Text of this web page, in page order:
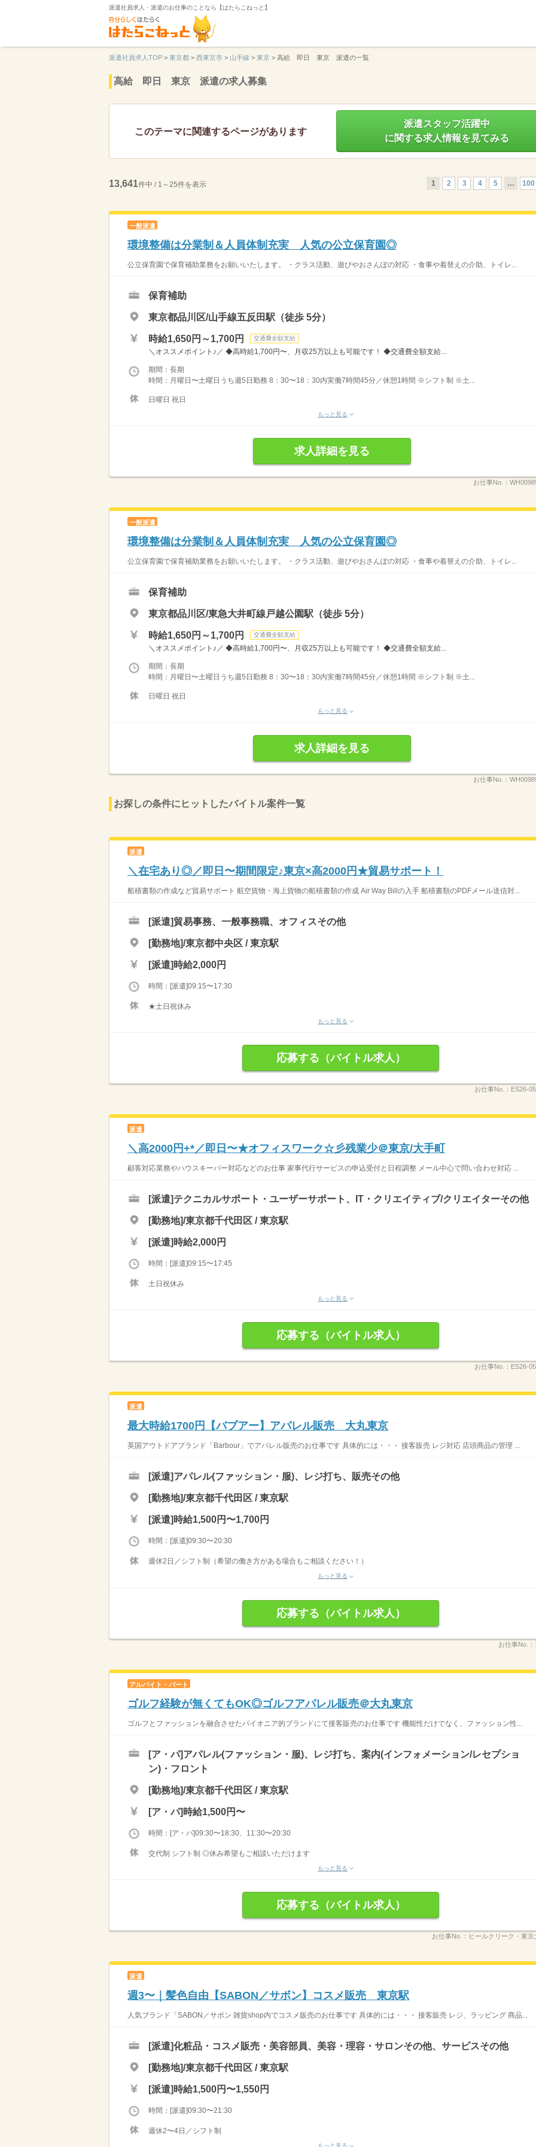
派遣社員求人・派遣のお仕事のことなら【はたらこねっと】
派遣社員求人TOP > 東京都 > 西東京市 > 山手線 > 東京 > 高給 即日 東京 派遣の一覧
高給 即日 東京 派遣の求人募集
このテーマに関連するページがあります
派遣スタッフ活躍中
に関する求人情報を見てみる
13,641件中 / 1～25件を表示 1 2 3 4 5 … 100
一般派遣
環境整備は分業制＆人員体制充実 人気の公立保育園◎
公立保育園で保育補助業務をお願いいたします。 ・クラス活動、遊びやおさんぽの対応 ・食事や着替えの介助、トイレ...
保育補助
東京都品川区/山手線五反田駅（徒歩 5分）
時給1,650円～1,700円 交通費全額支給
＼オススメポイント♪／ ◆高時給1,700円〜、月収25万以上も可能です！ ◆交通費全額支給...
期間：長期
時間：月曜日〜土曜日うち週5日勤務 8：30〜18：30内実働7時間45分／休憩1時間 ※シフト制 ※土...
日曜日 祝日
もっと見る
求人詳細を見る
お仕事No.：
一般派遣
環境整備は分業制＆人員体制充実 人気の公立保育園◎
公立保育園で保育補助業務をお願いいたします。 ・クラス活動、遊びやおさんぽの対応 ・食事や着替えの介助、トイレ...
保育補助
東京都品川区/東急大井町線戸越公園駅（徒歩 5分）
時給1,650円～1,700円 交通費全額支給
＼オススメポイント♪／ ◆高時給1,700円〜、月収25万以上も可能です！ ◆交通費全額支給...
期間：長期
時間：月曜日〜土曜日うち週5日勤務 8：30〜18：30内実働7時間45分／休憩1時間 ※シフト制 ※土...
日曜日 祝日
もっと見る
求人詳細を見る
お仕事No.：
お探しの条件にヒットしたバイトル案件一覧
派遣
＼在宅あり◎／即日〜期間限定♪東京×高2000円★貿易サポート！
船積書類の作成など貿易サポート 航空貨物・海上貨物の船積書類の作成 Air Way Billの入手 船積書類のPDFメール送信対...
[派遣]貿易事務、一般事務職、オフィスその他
[勤務地]/東京都中央区 / 東京駅
[派遣] 時給2,000円
時間：[派遣]09:15〜17:30
★土日祝休み
もっと見る
応募する（バイトル求人）
お仕事No.： ES26-
派遣
＼高2000円+*／即日〜★オフィスワーク☆彡残業少＠東京/大手町
顧客対応業務やハウスキーパー対応などのお仕事 家事代行サービスの申込受付と日程調整 メール中心で問い合わせ対応 ...
[派遣]テクニカルサポート・ユーザーサポート、IT・クリエイティブ/クリエイターその他
[勤務地]/東京都千代田区 / 東京駅
[派遣] 時給2,000円
時間：[派遣]09:15〜17:45
土日祝休み
もっと見る
応募する（バイトル求人）
お仕事No.： ES26-
派遣
最大時給1700円【バブアー】アパレル販売 大丸東京
英国アウトドアブランド「Barbour」でアパレル販売のお仕事です 具体的には・・・ 接客販売 レジ対応 店頭商品の管理 ...
[派遣]アパレル(ファッション・服)、レジ打ち、販売その他
[勤務地]/東京都千代田区 / 東京駅
[派遣]時給1,500円〜1,700円
時間：[派遣]09:30〜20:30
週休2日／シフト制（希望の働き方がある場合もご相談ください！）
もっと見る
応募する（バイトル求人）
お仕事No.：
アルバイト・パート
ゴルフ経験が無くてもOK◎ゴルフアパレル販売＠大丸東京
ゴルフとファッションを融合させたパイオニア的ブランドにて接客販売のお仕事です 機能性だけでなく、ファッション性...
[ア・パ]アパレル(ファッション・服)、レジ打ち、案内(インフォメーション/レセプショ
ン)・フロント
[勤務地]/東京都千代田区 / 東京駅
[ア・パ] 時給1,500円〜
時間：[ア・パ]09:30〜18:30、11:30〜20:30
交代制 シフト制 ◎休み希望もご相談いただけます
もっと見る
応募する（バイトル求人）
お仕事No.： ヒールクリーク・東京
派遣
週3〜｜髪色自由【SABON／サボン】コスメ販売 東京駅
人気ブランド「SABON／サボン 雑貨shop内でコスメ販売のお仕事です 具体的には・・・ 接客販売 レジ、ラッピング 商品...
[派遣]化粧品・コスメ販売・美容部員、美容・理容・サロンその他、サービスその他
[勤務地]/東京都千代田区 / 東京駅
[派遣] 時給1,500円〜1,550円
時間：[派遣]09:30〜21:30
週休2〜4日／シフト制
もっと見る